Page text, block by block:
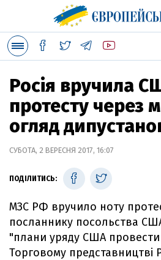
Росія вручила
протесту через
огляд
СУБОТА, 2 ВЕРЕСНЯ 2017, 16:07
ПОДІЛИТИСЬ:
МЗС РФ вручило ноту
посланнику посольства
"плани уряду США
Торговому представництві